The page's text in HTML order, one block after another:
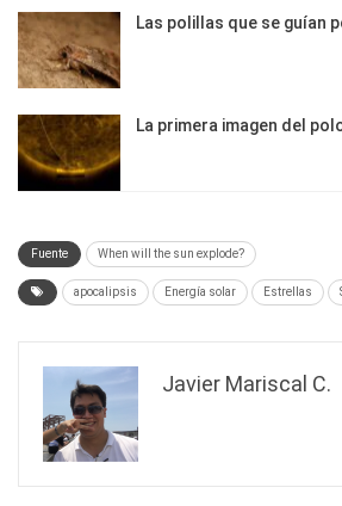
Las polillas que se guían
La primera imagen del
Fuente When will the sun explode?
apocalipsis Energía solar Estrellas
Javier Mariscal C.